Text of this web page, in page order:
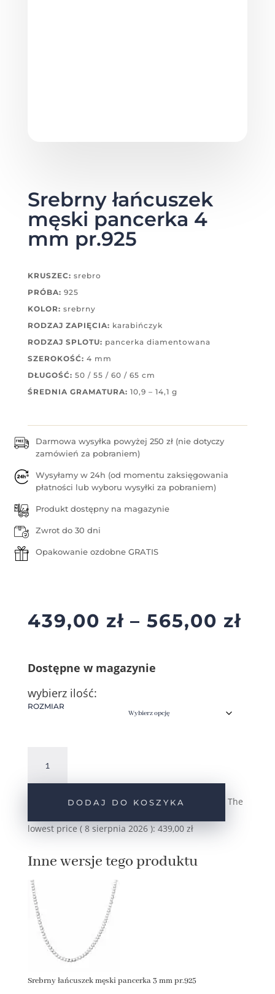
Srebrny łańcuszek
męski pancerka 4
mm pr.925
KRUSZEC: srebro
PRÓBA: 925
KOLOR: srebrny
RODZAJ ZAPIĘCIA: karabińczyk
RODZAJ SPLOTU: pancerka diamentowana
SZEROKOŚĆ: 4 mm
DŁUGOŚĆ: 50 / 55 / 60 / 65 cm
ŚREDNIA GRAMATURA: 10,9 – 14,1 g
Darmowa wysyłka powyżej 250 zł (nie dotyczy
zamówień za pobraniem)
Wysyłamy w 24h (od momentu zaksięgowania
płatności lub wyboru wysyłki za pobraniem)
Produkt dostępny na magazynie
Zwrot do 30 dni
Opakowanie ozdobne GRATIS
439,00 zł – 565,00 zł
Dostępne w magazynie
wybierz ilość:
ROZMIAR
Srebrny
łańcuszek
4
DODAJ DO KOSZYKA The
lowest price (8 sierpnia 2026): 439,00 zł
Inne wersje tego produktu
Srebrny łańcuszek męski pancerka 3 mm pr.925